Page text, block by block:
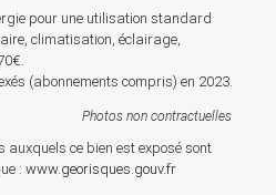
pour une utilisation standard
climatisation, éclairage,
(abonnements compris) en 2023.
Photos non contractuelles
ce bien est exposé sont
: www.georisques.gouv.fr